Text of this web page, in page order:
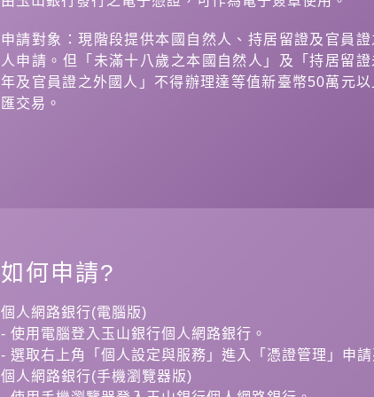
申請對象：現階段提供本國自然人、持居留證及官員證
人申請。但「未滿十八歲之本國自然人」及「持居留證
年及官員證之外國人」不得辦理達等值新臺幣50萬元以
匯交易。
如何申請?
個人網路銀行(電腦版)
- 使用電腦登入玉山銀行個人網路銀行。
- 選取右上角「個人設定與服務」進入「憑證管理」申
個人網路銀行(手機瀏覽器版)